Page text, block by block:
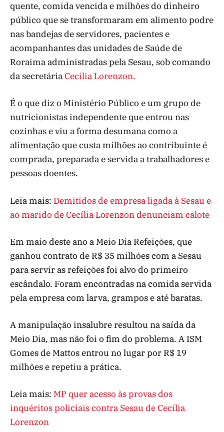
quente, comida vencida e milhões do dinheiro
público que se transformaram em alimento podre
nas bandejas de servidores, pacientes e
acompanhantes das unidades de Saúde de
Roraima administradas pela Sesau, sob comando
da secretáriaCecília Lorenzon.
É o que diz o Ministério Público e um grupo de
nutricionistas independente que entrou nas
cozinhas e viu a forma desumana como a
alimentação que custa milhões ao contribuinte é
comprada, preparada e servida a trabalhadores e
pessoas doentes.
Leia mais: Demitidos de empresa ligada à Sesau e
ao marido de Cecília Lorenzon denunciam calote
Em maio deste ano a Meio Dia Refeições, que
ganhou contrato de R$ 35 milhões com a Sesau
para servir as refeições foi alvo do primeiro
escândalo. Foram encontradas na comida servida
pela empresa com larva, grampos e até baratas.
A manipulação insalubre resultou na saída da
Meio Dia, mas não foi o fim do problema. A ISM
Gomes de Mattos entrou no lugar por R$ 19
milhões e repetiu a prática.
Leia mais: MP quer acesso às provas dos
inquéritos policiais contra Sesau de Cecília
Lorenzon